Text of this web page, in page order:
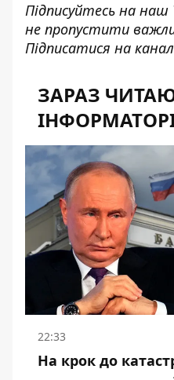
Підписуйтесь на наш
не пропустити
Підписатися на
ЗАРАЗ
22:33
На крок до